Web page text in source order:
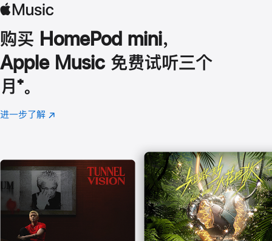
购买 HomePod mini，
Apple Music 免费试听三个
月 脚
注
⁺。
进一步了解 Apple
(在
口
中
打
开)